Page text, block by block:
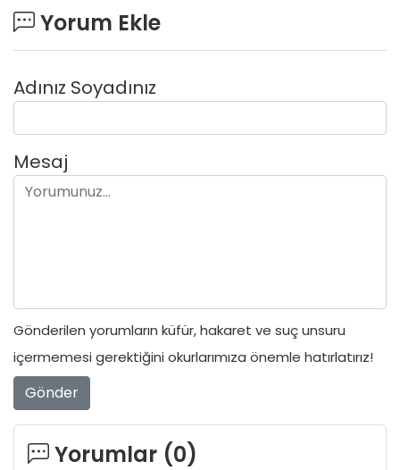
Yorum Ekle
Adınız Soyadınız
Mesaj
Gönderilen yorumların küfür, hakaret ve suç unsuru
içermemesi gerektiğini okurlarımıza önemle hatırlatırız!
Gönder
Yorumlar (0)